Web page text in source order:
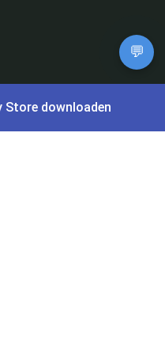
💬
Store downloaden